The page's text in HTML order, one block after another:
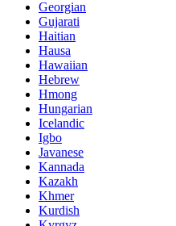
Georgian
Gujarati
Haitian
Hausa
Hawaiian
Hebrew
Hmong
Hungarian
Icelandic
Igbo
Javanese
Kannada
Kazakh
Khmer
Kurdish